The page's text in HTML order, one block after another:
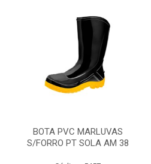
BOTA PVC MARLUVAS
S/FORRO PT SOLA AM 38